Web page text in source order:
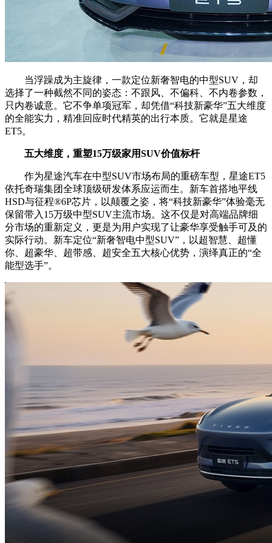
当浮躁成为主旋律，一款定位新奢智电的中型SUV，却
选择了一种截然不同的姿态：不跟风、不偏科、不内卷参数，
只内卷诚意。它不争单项冠军，却凭借“科技新豪华”五大维度
的全能实力，精准回应时代精英的出行本质。它就是星途
ET5。
五大维度，重塑15万级家用SUV价值标杆
作为星途汽车在中型SUV市场布局的重磅车型，星途ET5
依托奇瑞集团全球顶级研发体系应运而生。新车首搭地平线
HSD与征程®6P芯片，以颠覆之姿，将“科技新豪华”体验毫无
保留带入15万级中型SUV主流市场。这不仅是对高端品牌细
分市场的重新定义，更是为用户实现了让豪华享受触手可及的
实际行动。新车定位“新奢智电中型SUV”，以超智慧、超懂
你、超豪华、超带感、超安全五大核心优势，演绎真正的“全
能型选手”。